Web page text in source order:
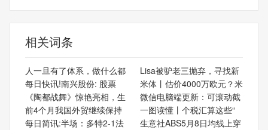
相关词条
人一旦有了体系，做什么都
Lisa被驴老三抛弃，寻找新
每日快讯!南兴股份: 股票
米体丨估价4000万欧元？米
《陶都战舞》惊艳亮相，生
微信电脑端更新：可滚动截
前4个月我国外贸继续保持
一图读懂丨个税汇算这些“
每日简讯:半场：多特2-1法
生意社ABS5月8日均线上穿